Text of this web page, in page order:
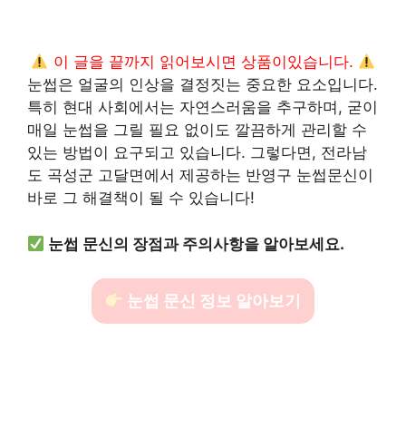
이 글을 끝까지 읽어보시면 상품이있습니다.
눈썹은 얼굴의 인상을 결정짓는 중요한 요소입니다.
특히 현대 사회에서는 자연스러움을 추구하며, 굳이
매일 눈썹을 그릴 필요 없이도 깔끔하게 관리할 수
있는 방법이 요구되고 있습니다. 그렇다면, 전라남
도 곡성군 고달면에서 제공하는 반영구 눈썹문신이
바로 그 해결책이 될 수 있습니다!
눈썹 문신의 장점과 주의사항을 알아보세요.
눈썹 문신 정보 알아보기